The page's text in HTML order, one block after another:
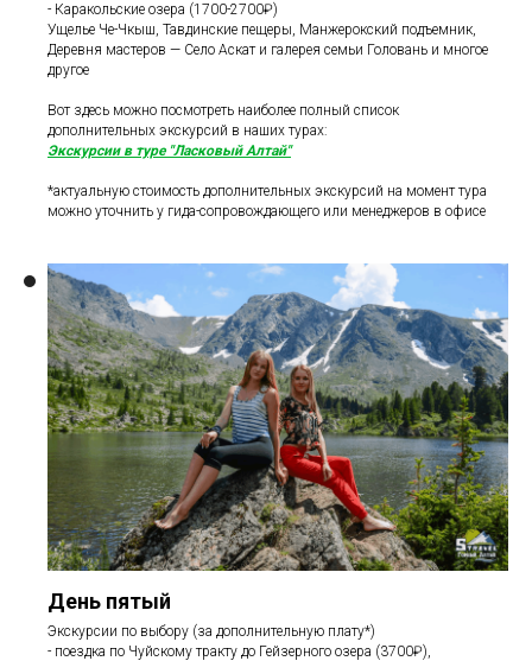
- Каракольские озера (1700-2700₽)
Ущелье Че-Чкыш, Тавдинские пещеры, Манжерокский подъемник,
Деревня мастеров — Село Аскат и галерея семьи Головань и многое
другое
Вот здесь можно посмотреть наиболее полный список
дополнительных экскурсий в наших турах:
Экскурсии в туре "Ласковый Алтай"
*актуальную стоимость дополнительных экскурсий на момент тура
можно уточнить у гида-сопровождающего или менеджеров в офисе
День пятый
Экскурсии по выбору (за дополнительную плату*)
- поездка по Чуйскому тракту до Гейзерного озера (3700₽),